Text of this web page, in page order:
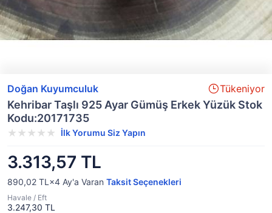
Doğan Kuyumculuk Tükeniyor
Kehribar Taşlı 925 Ayar Gümüş Erkek Yüzük Stok
Kodu:20171735
İlk Yorumu Siz Yapın
3.313,57 TL
890,02 TL×4 Ay'a Varan Taksit Seçenekleri
Havale / Eft
3.247,30 TL